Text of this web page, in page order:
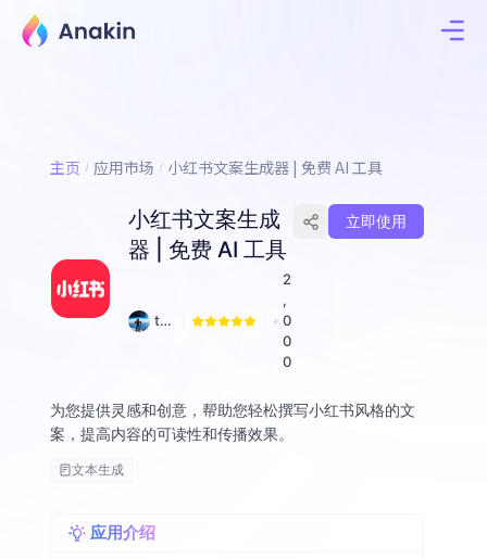
主页 应用市场 小红书文案生成器 | 免费 AI 工具
小红书文案生成
器 | 免费 AI 工具
to
2
,
0
0
0
立即使用
为您提供灵感和创意，帮助您轻松撰写小红书风格的文
案，提高内容的可读性和传播效果。
文本生成
应用介绍